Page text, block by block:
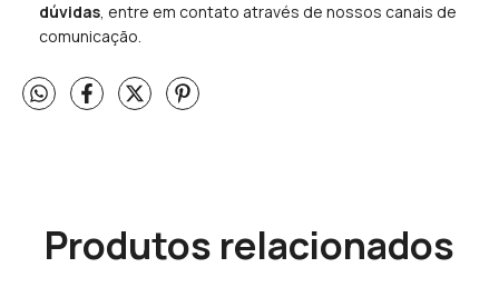
dúvidas, entre em contato através de nossos canais de
comunicação.
Produtos relacionados